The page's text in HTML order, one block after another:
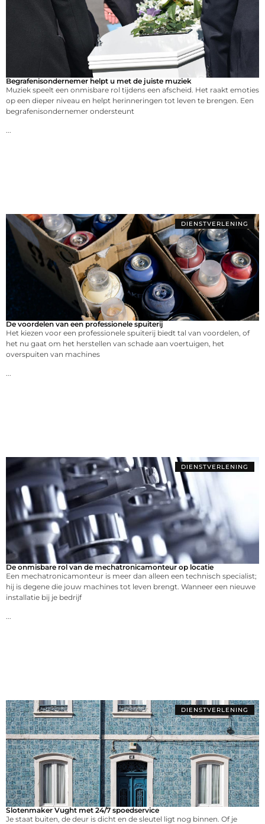
Begrafenisondernemer helpt u met de juiste muziek
Muziek speelt een onmisbare rol tijdens een afscheid. Het raakt emoties
op een dieper niveau en helpt herinneringen tot leven te brengen. Een
begrafenisondernemer ondersteunt
...
DIENSTVERLENING
De voordelen van een professionele spuiterij
Het kiezen voor een professionele spuiterij biedt tal van voordelen, of
het nu gaat om het herstellen van schade aan voertuigen, het
overspuiten van machines
...
DIENSTVERLENING
De onmisbare rol van de mechatronicamonteur op locatie
Een mechatronicamonteur is meer dan alleen een technisch specialist;
hij is degene die jouw machines tot leven brengt. Wanneer een nieuwe
installatie bij je bedrijf
...
DIENSTVERLENING
Slotenmaker Vught met 24/7 spoedservice
Je staat buiten, de deur is dicht en de sleutel ligt nog binnen. Of je